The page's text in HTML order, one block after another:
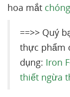
hoa mắt
==>> Quý
thực phẩm
dụng: Iron
thiết ngừa